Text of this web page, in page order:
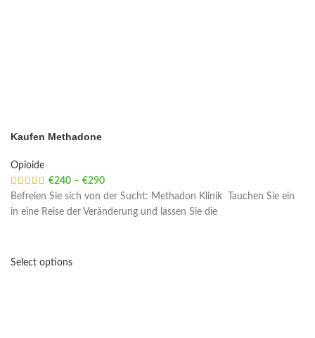
Kaufen Methadone
Opioide
€240 – €290
Befreien Sie sich von der Sucht: Methadon Klinik Tauchen Sie ein
in eine Reise der Veränderung und lassen Sie die
Select options